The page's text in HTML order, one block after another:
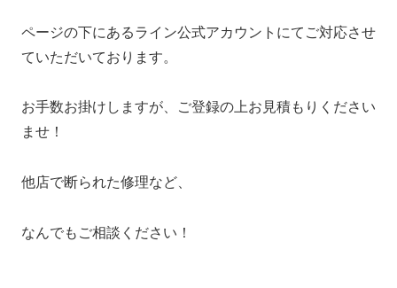
ページの下にあるライン公式アカウントにてご対応させ
ていただいております。
お手数お掛けしますが、ご登録の上お見積もりください
ませ！
他店で断られた修理など、
なんでもご相談ください！